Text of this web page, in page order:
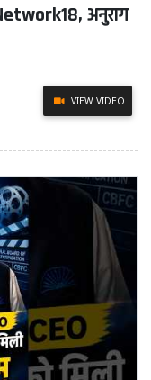
अनुराग
VIEW VIDEO